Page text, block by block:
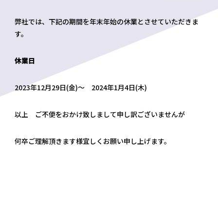
弊社では、下記の期間を年末年始の休業とさせていただきま
す。
休業日
2023年12月29日(金)～ 2024年1月4日(木)
以上 ご不便をおかけ致しまして申し訳ございませんが
何卒ご理解頂きます様宜しくお願い申し上げます。